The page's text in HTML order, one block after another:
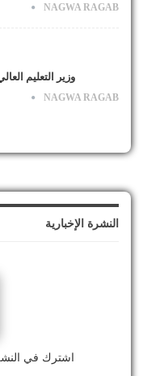
NAGWA RAGAB
وزير التعليم
NAGWA RAGAB
النشرة الإخبارية
اشترك في